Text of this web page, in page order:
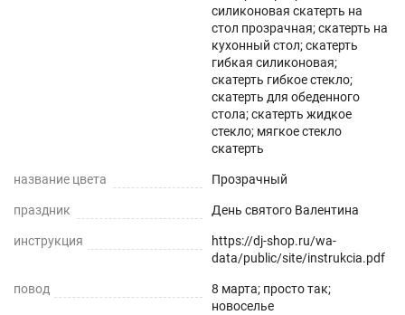
материал ,который быстро расправляется на
поверхности и легко принимает новую форму
сразу после укладки. Уголки стола легко
подрезать ножницами или канцелярским ножом
,для придания идеального вида. Мягкое стекло
можно использовать поверх белой или цветной
текстильной скатерти на кухне ,для защиты от
пролитых напитков, так как материал является
влагоотталкивающим. С помощью мягкого
стекла Вы всегда будете видеть все свои
заметки, если будете использовать его в
качестве коврика на своем рабочем, или
компьютерном столе в офисе. Это не только
силиконовая скатерть на
стол прозрачная; скатерть на
кухонный стол; скатерть
гибкая силиконовая;
скатерть гибкое стекло;
скатерть для обеденного
стола; скатерть жидкое
стекло; мягкое стекло
скатерть
название цвета Прозрачный
праздник День святого Валентина
инструкция
https://dj-shop.ru/wa-
data/public/site/instrukcia.pdf
повод
8 марта; просто так;
новоселье